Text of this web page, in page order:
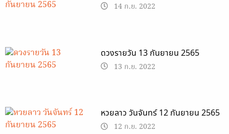
14 ก.ย. 2022
ดวงรายวัน 13 กันยายน 2565
13 ก.ย. 2022
หวยลาว วันจันทร์ 12 กันยายน 2565
12 ก.ย. 2022